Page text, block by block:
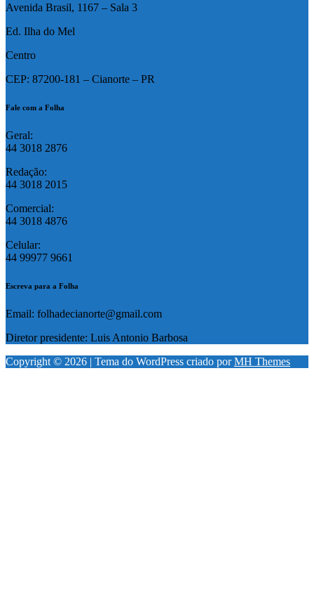
Avenida Brasil, 1167 – Sala 3
Ed. Ilha do Mel
Centro
CEP: 87200-181 – Cianorte – PR
Fale com a Folha
Geral:
44 3018 2876
Redação:
44 3018 2015
Comercial:
44 3018 4876
Celular:
44 99977 9661
Escreva para a Folha
Email: folhadecianorte@gmail.com
Diretor presidente: Luis Antonio Barbosa
Copyright © 2026 | Tema do WordPress criado porMH Themes